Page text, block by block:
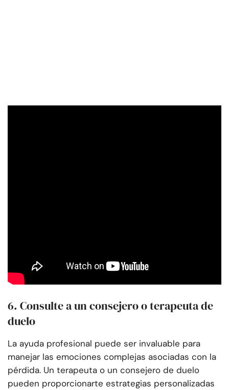
6. Consulte a un consejero o terapeuta de
duelo
La ayuda profesional puede ser invaluable para
manejar las emociones complejas asociadas con la
pérdida. Un terapeuta o un consejero de duelo
pueden proporcionarte estrategias personalizadas